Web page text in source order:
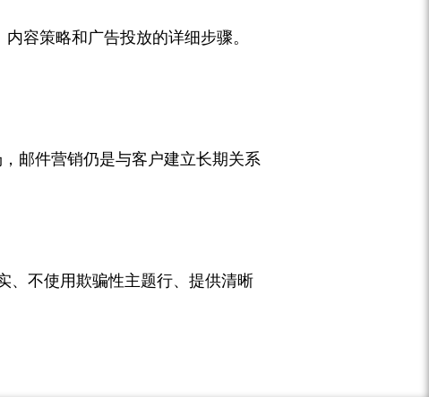
内容策略和广告投放的详细步骤。
邮件营销仍是与客户建立长期关系
、不使用欺骗性主题行、提供清晰